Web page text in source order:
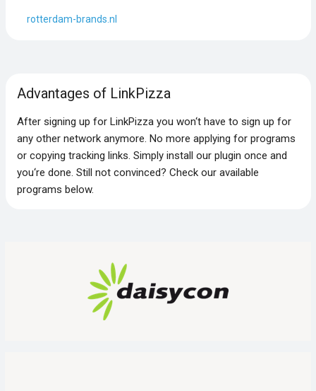
rotterdam-brands.nl
Advantages of LinkPizza
After signing up for LinkPizza you won‘t have to sign up for
any other network anymore. No more applying for programs
or copying tracking links. Simply install our plugin once and
you‘re done. Still not convinced? Check our available
programs below.